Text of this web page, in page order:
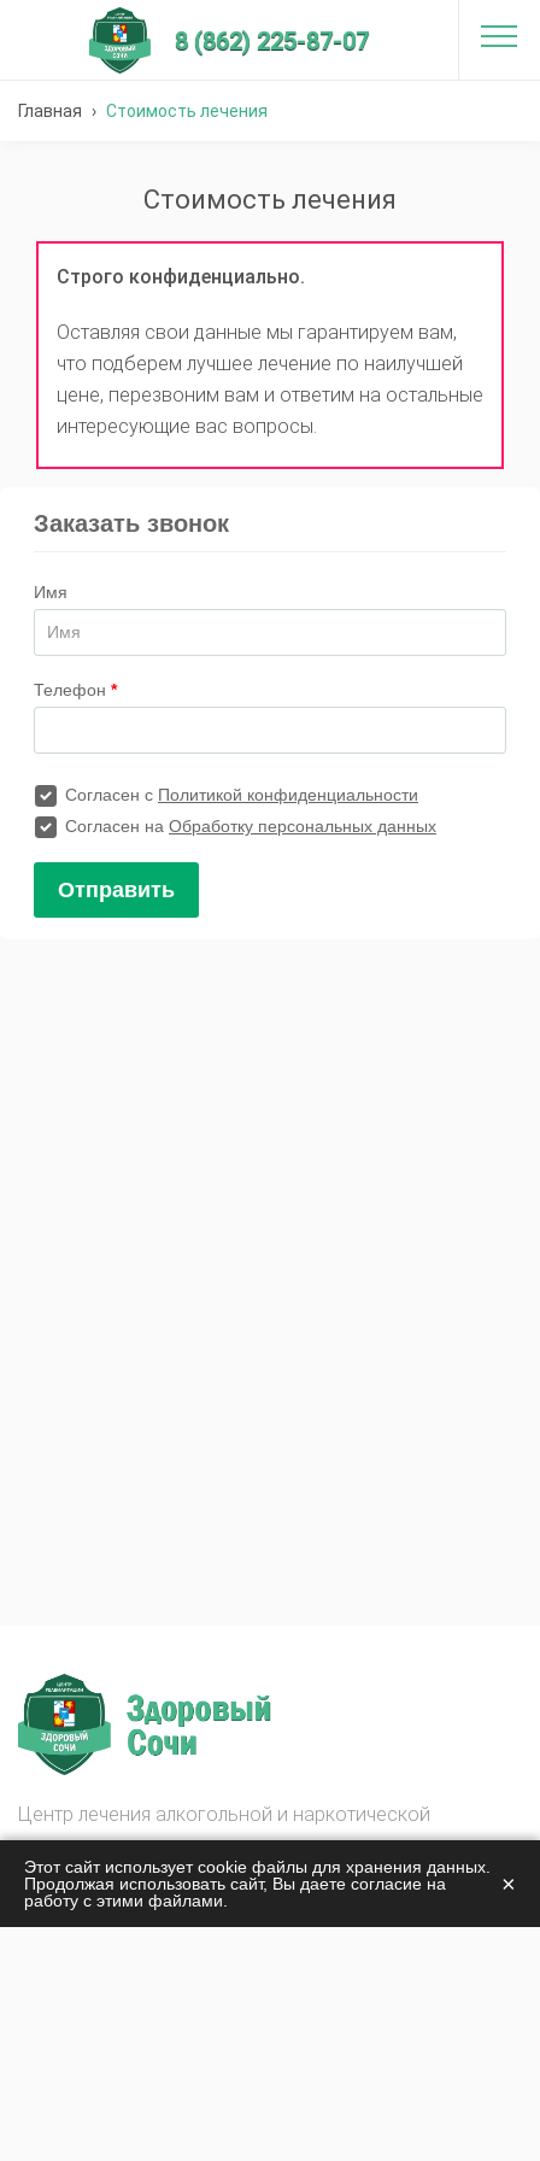
8 (862) 225-87-07
Главная › Стоимость лечения
Стоимость лечения
Строго конфиденциально.
Оставляя свои данные мы гарантируем вам,
что подберем лучшее лечение по наилучшей
цене, перезвоним вам и ответим на остальные
интересующие вас вопросы.
Центр лечения алкогольной и наркотической
зависимости
Здоровый Сочи
© 2026
Этот сайт использует cookie файлы для хранения данных.
Продолжая использовать сайт, Вы даете согласие на
работу с этими файлами.
×